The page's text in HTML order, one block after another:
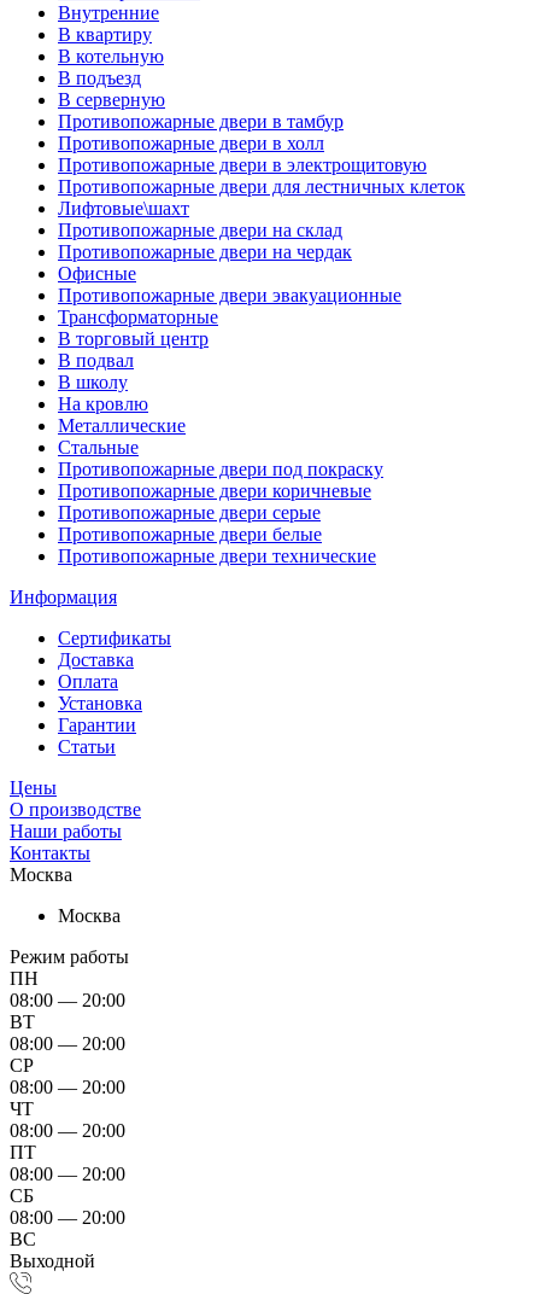
Внутренние
В квартиру
В котельную
В подъезд
В серверную
Противопожарные двери в тамбур
Противопожарные двери в холл
Противопожарные двери в электрощитовую
Противопожарные двери для лестничных клеток
Лифтовые\шахт
Противопожарные двери на склад
Противопожарные двери на чердак
Офисные
Противопожарные двери эвакуационные
Трансформаторные
В торговый центр
В подвал
В школу
На кровлю
Металлические
Стальные
Противопожарные двери под покраску
Противопожарные двери коричневые
Противопожарные двери серые
Противопожарные двери белые
Противопожарные двери технические
Информация
Сертификаты
Доставка
Оплата
Установка
Гарантии
Статьи
Цены
О производстве
Наши работы
Контакты
Москва
Москва
Режим работы
ПН
08:00 — 20:00
ВТ
08:00 — 20:00
СР
08:00 — 20:00
ЧТ
08:00 — 20:00
ПТ
08:00 — 20:00
СБ
08:00 — 20:00
ВС
Выходной